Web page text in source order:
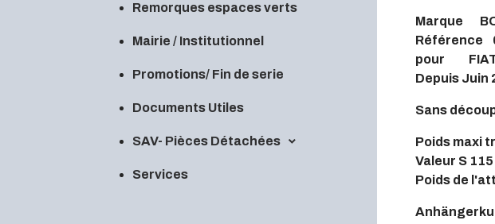
Remorques espaces verts
Mairie / Institutionnel
Promotions/ Fin de serie
Documents Utiles
SAV- Pièces Détachées
Services
Marque
Référence
pour FIAT
Depuis Juin
Sans
Poids maxi
Valeur S
Poids de